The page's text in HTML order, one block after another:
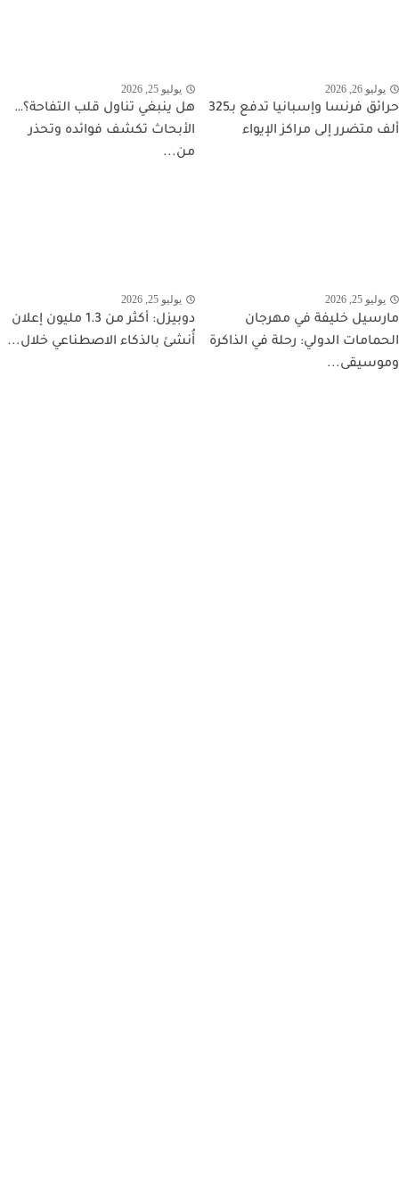
يوليو 26, 2026
حرائق فرنسا وإسبانيا تدفع بـ325
ألف متضرر إلى مراكز الإيواء
يوليو 25, 2026
هل ينبغي تناول قلب التفاحة؟…
الأبحاث تكشف فوائده وتحذر
من...
يوليو 25, 2026
مارسيل خليفة في مهرجان
الحمامات الدولي: رحلة في الذاكرة
وموسيقى...
يوليو 25, 2026
دوبيزل: أكثر من 1.3 مليون إعلان
أُنشئ بالذكاء الاصطناعي خلال...